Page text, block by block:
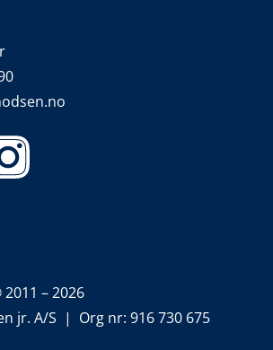
– 2026
jr. A/S | Org nr: 916 730 675